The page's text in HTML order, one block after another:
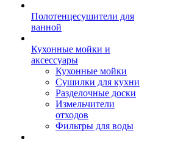
Полотенцесушители для
ванной
Кухонные мойки и
аксессуары
Кухонные мойки
Сушилки для кухни
Разделочные доски
Измельчители
отходов
Фильтры для воды